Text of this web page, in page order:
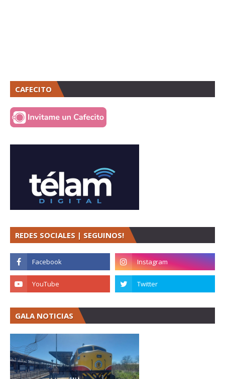
CAFECITO
REDES SOCIALES | SEGUINOS!
GALA NOTICIAS